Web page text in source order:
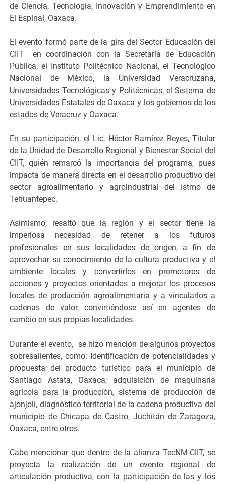
de Ciencia, Tecnología, Innovación y Emprendimiento en
El Espinal, Oaxaca.
El evento formó parte de la gira del Sector Educación del
CIIT en coordinación con la Secretaría de Educación
Pública, el Instituto Politécnico Nacional, el Tecnológico
Nacional de México, la Universidad Veracruzana,
Universidades Tecnológicas y Politécnicas, el Sistema de
Universidades Estatales de Oaxaca y los gobiernos de los
estados de Veracruz y Oaxaca.
En su participación, el Lic. Héctor Ramírez Reyes, Titular
de la Unidad de Desarrollo Regional y Bienestar Social del
CIIT, quién remarcó la importancia del programa, pues
impacta de manera directa en el desarrollo productivo del
sector agroalimentario y agroindustrial del Istmo de
Tehuantepec.
Asimismo, resaltó que la región y el sector tiene la
imperiosa necesidad de retener a los futuros
profesionales en sus localidades de origen, a fin de
aprovechar su conocimiento de la cultura productiva y el
ambiente locales y convertirlos en promotores de
acciones y proyectos orientados a mejorar los procesos
locales de producción agroalimentaria y a vincularlos a
cadenas de valor, convirtiéndose así en agentes de
cambio en sus propias localidades.
Durante el evento, se hizo mención de algunos proyectos
sobresalientes, como: Identificación de potencialidades y
propuesta del producto turístico para el municipio de
Santiago Astata, Oaxaca; adquisición de maquinaria
agrícola para la producción, sistema de producción de
ajonjolí, diagnóstico territorial de la cadena productiva del
municipio de Chicapa de Castro, Juchitán de Zaragoza,
Oaxaca, entre otros.
Cabe mencionar que dentro de la alianza TecNM-CIIT, se
proyecta la realización de un evento regional de
articulación productiva, con la participación de las y los